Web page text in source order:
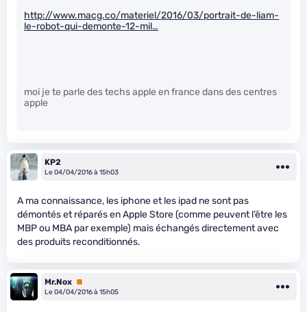
http://www.macg.co/materiel/2016/03/portrait-de-liam-
le-robot-qui-demonte-12-mil…
moi je te parle des techs apple en france dans des centres
apple
KP2
Le 04/04/2016 à 15h03
A ma connaissance, les iphone et les ipad ne sont pas
démontés et réparés en Apple Store (comme peuvent l’être les
MBP ou MBA par exemple) mais échangés directement avec
des produits reconditionnés.
Mr.Nox Premium
Le 04/04/2016 à 15h05